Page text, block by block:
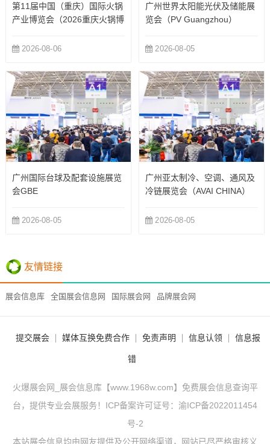
第11届中国（重庆）国际火锅
产业博览会（2026重庆火锅博
2026-08-06
广州世界太阳能光伏及储能展
览会（PV Guangzhou）
2026-08-05
广州国际台球及配套设施展览
会GBE
2026-08-05
广州亚太制冷、空调、通风及
冷链展览会（AVAI CHINA）
2026-08-05
友情链接
展会信息库 全国展会信息网 国际展会网 品牌展会网
提交展会 媒体互换免费合作 免责声明 信息认领 信息报
错
火爆展会网_展会信息库【www.1968w.com】免费展会信息查询平
台，提供专业会展服务！ICP备案许可证号： 渝ICP备2022011454
号-2
本站展会信息均由网友提供及公开网络渠道，网站已尽严格审核义